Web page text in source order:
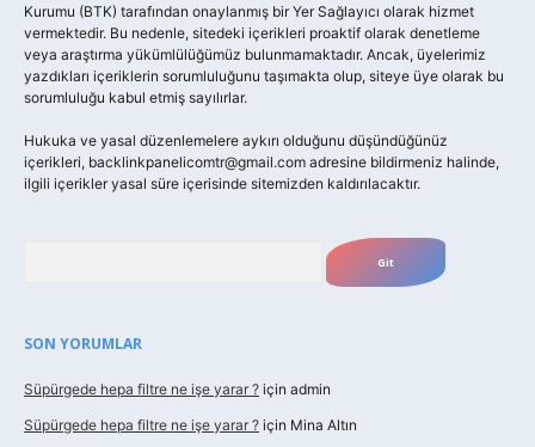
Kurumu (BTK) tarafından onaylanmış bir Yer Sağlayıcı olarak hizmet
vermektedir. Bu nedenle, sitedeki içerikleri proaktif olarak denetleme
veya araştırma yükümlülüğümüz bulunmamaktadır. Ancak, üyelerimiz
yazdıkları içeriklerin sorumluluğunu taşımakta olup, siteye üye olarak bu
sorumluluğu kabul etmiş sayılırlar.
Hukuka ve yasal düzenlemelere aykırı olduğunu düşündüğünüz
içerikleri, backlinkpanelicomtr@gmail.com adresine bildirmeniz halinde,
ilgili içerikler yasal süre içerisinde sitemizden kaldırılacaktır.
SON YORUMLAR
Süpürgede hepa filtre ne işe yarar ? için admin
Süpürgede hepa filtre ne işe yarar ? için Mina Altın